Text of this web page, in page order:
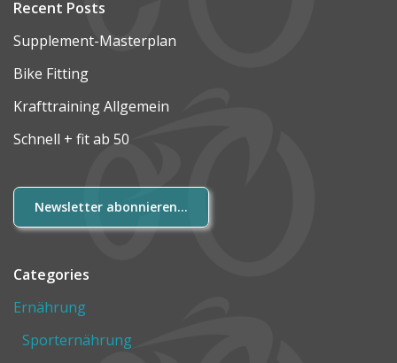
Recent Posts
Supplement-Masterplan
Bike Fitting
Krafttraining Allgemein
Schnell + fit ab 50
Newsletter abonnieren...
Categories
Ernährung
Sporternährung